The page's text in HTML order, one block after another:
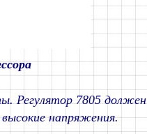
Регулятор 7805 должен
напряжения.